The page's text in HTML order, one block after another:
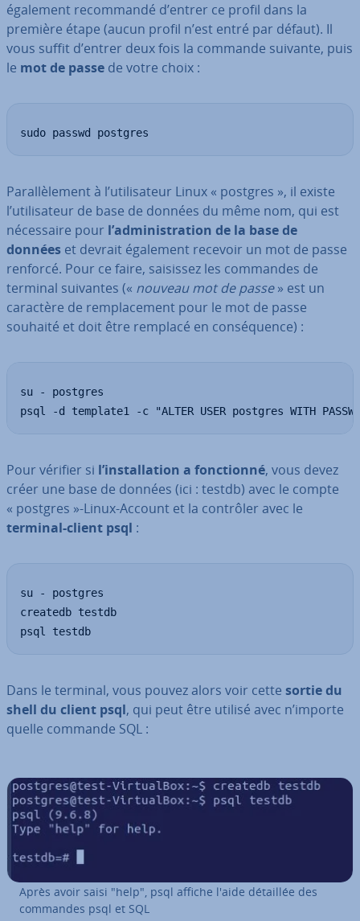
également re­com­mandé d’entrer ce profil dans la
première étape (aucun profil n’est entré par défaut). Il
vous suffit d’entrer deux fois la commande suivante, puis
le mot de passe de votre choix :
sudo passwd postgres
Pa­ral­lè­le­ment à l’uti­li­sa­teur Linux « postgres », il existe
l’uti­li­sa­teur de base de données du même nom, qui est
né­ces­saire pour l’ad­mi­nis­tra­tion de la base de
données et devrait également recevoir un mot de passe
renforcé. Pour ce faire, saisissez les commandes de
terminal suivantes (« nouveau mot de passe» est un
caractère de rem­pla­ce­ment pour le mot de passe
souhaité et doit être remplacé en con­sé­quence) :
su - postgres
psql -d template1 -c "ALTER USER postgres WITH
Pour vérifier si l’ins­tal­la­tion a fonc­tionné, vous devez
créer une base de données (ici : testdb) avec le compte
« postgres »-Linux-Account et la contrôler avec le
terminal-client psql :
su - postgres
createdb testdb
psql testdb
Dans le terminal, vous pouvez alors voir cette sortie du
shell du client psql, qui peut être utilisé avec n’importe
quelle commande SQL :
Après avoir saisi "help", psql affiche l'aide détaillée des
commandes psql et SQL